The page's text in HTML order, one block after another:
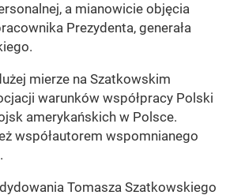
a mianowicie objęcia
Prezydenta, generała
mierze na Szatkowskim
warunków współpracy Polski
amerykańskich w Polsce.
współautorem wspomnianego
Tomasza Szatkowskiego